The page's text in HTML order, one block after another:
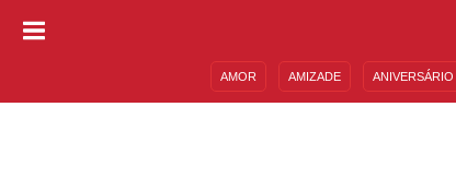
AMOR AMIZADE ANIVERSÁRIO